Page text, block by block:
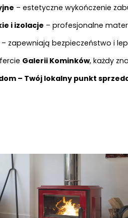
– estetyczne wykończenie
i izolacje – profesjonalne
– zapewniają bezpieczeństwo i
Galerii Kominków, każdy
– Twój lokalny punkt